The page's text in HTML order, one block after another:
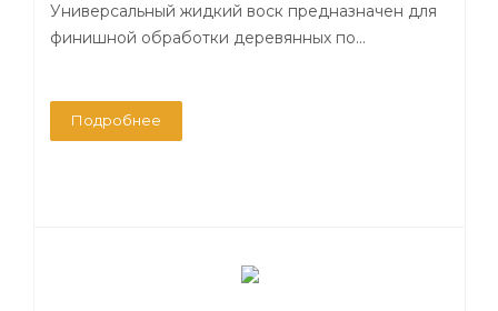
Универсальный жидкий воск предназначен для
финишной обработки деревянных по...
Подробнее